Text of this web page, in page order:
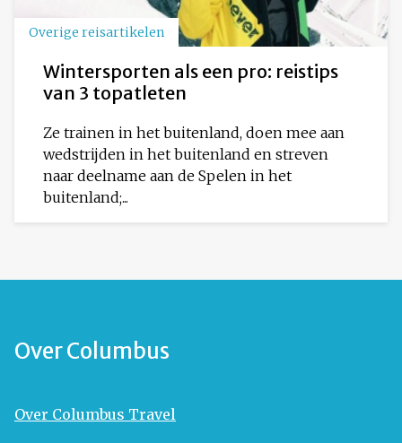
Overige reisartikelen
Wintersporten als een pro: reistips
van 3 topatleten
Ze trainen in het buitenland, doen mee aan
wedstrijden in het buitenland en streven
naar deelname aan de Spelen in het
buitenland;...
Over Columbus
Over Columbus Travel